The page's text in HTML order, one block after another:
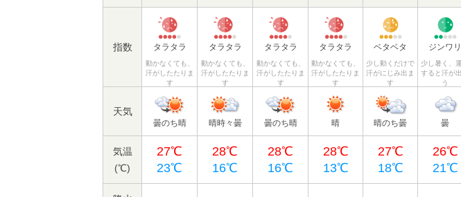
指数 タラタラ
動かなくても、
汗がしたたりま
す
タラタラ
動かなくても、
汗がしたたりま
す
タラタラ
動かなくても、
汗がしたたりま
す
タラタラ
動かなくても、
汗がしたたりま
す
ベタベタ
少し動くだけで
汗がにじみ出ま
す
ジンワリ
少し暑く、
すると汗が
う
天気
曇のち晴 晴時々曇 曇のち晴 晴 晴のち曇 曇
気温
(℃)
27℃
23℃
28℃
16℃
28℃
16℃
28℃
13℃
27℃
18℃
26℃
21℃